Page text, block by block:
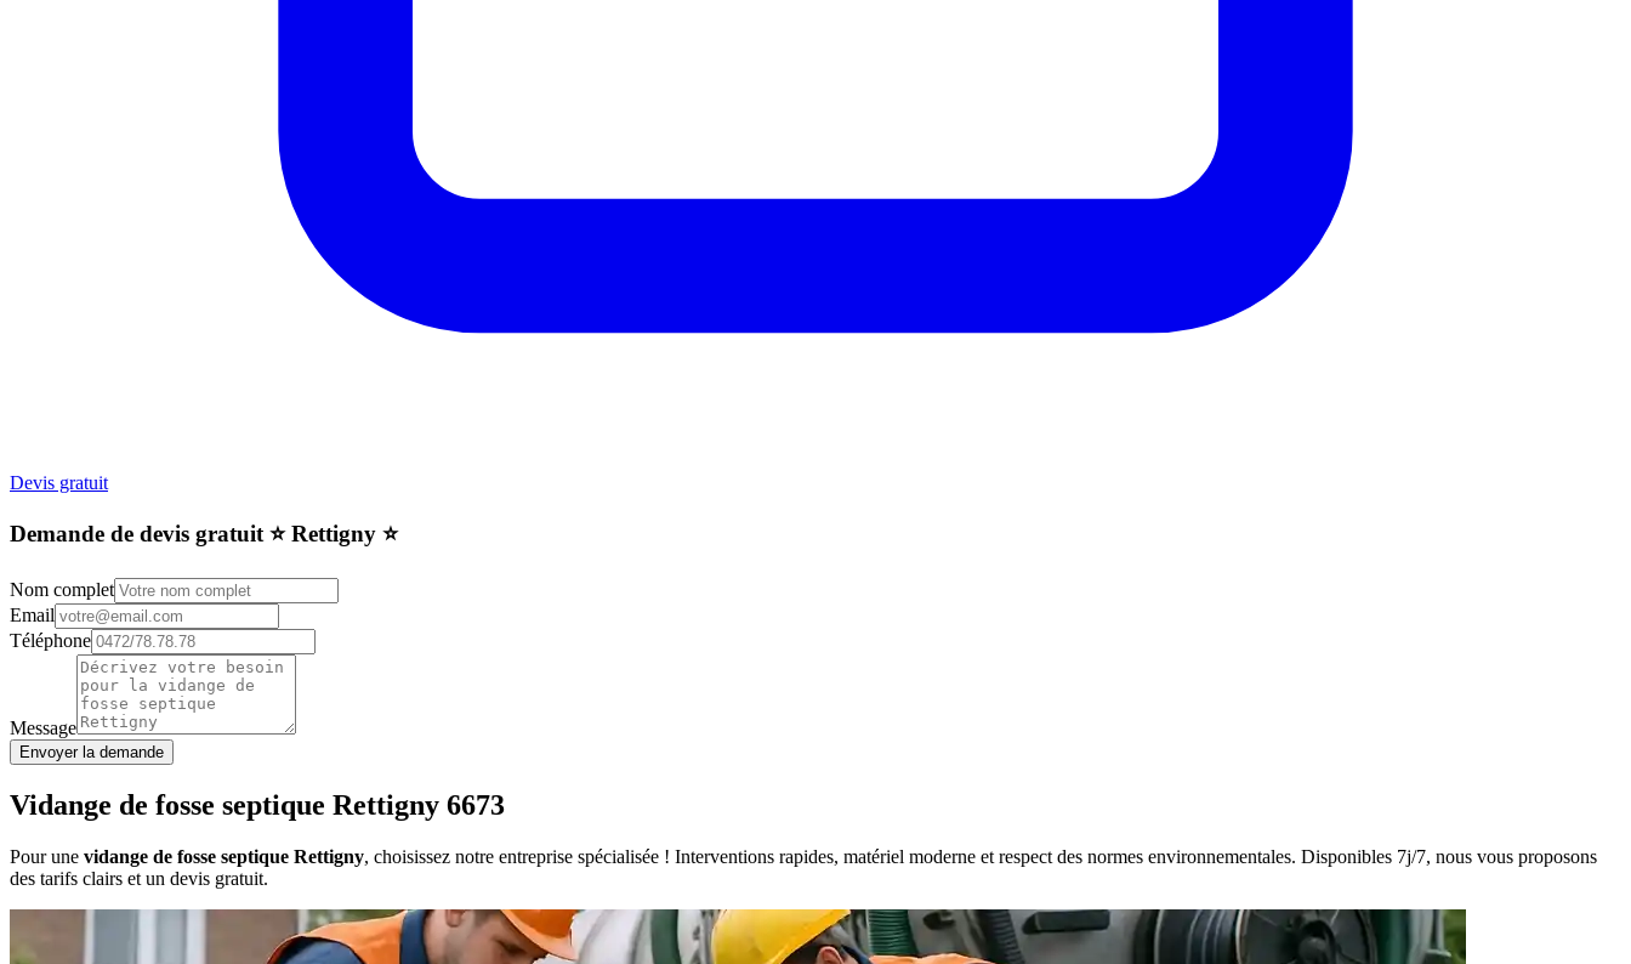
Devis gratuit
Demande de devis gratuit ⭐️ Rettigny ⭐️
Nom complet
Email
Téléphone
Message
Envoyer la demande
Vidange de fosse septique Rettigny 6673
Pour une vidange de fosse septique Rettigny, choisissez notre entreprise spécialisée ! Interventions rapides, matériel moderne et respect des normes environnementales. Disponibles 7j/7, nous vous proposons
des tarifs clairs et un devis gratuit.